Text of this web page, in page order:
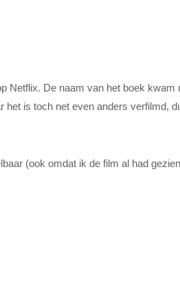
Netflix. De naam van het boek kwam
het is toch net even anders verfilmd,
(ook omdat ik de film al had